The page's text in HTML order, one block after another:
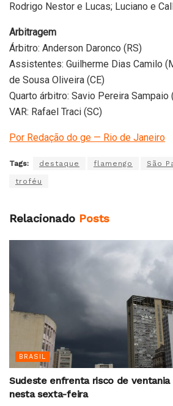
Rodrigo Nestor e Lucas; Luciano e
Arbitragem
Árbitro: Anderson Daronco (RS)
Assistentes: Guilherme Dias Camilo
de Sousa Oliveira (CE)
Quarto árbitro: Savio Pereira Sampaio
VAR: Rafael Traci (SC)
Por Redação do ge — Rio de Janeiro
Tags: destaque flamengo São
troféu
Relacionado Posts
BRASIL
Sudeste enfrenta risco de ventania
nesta sexta-feira